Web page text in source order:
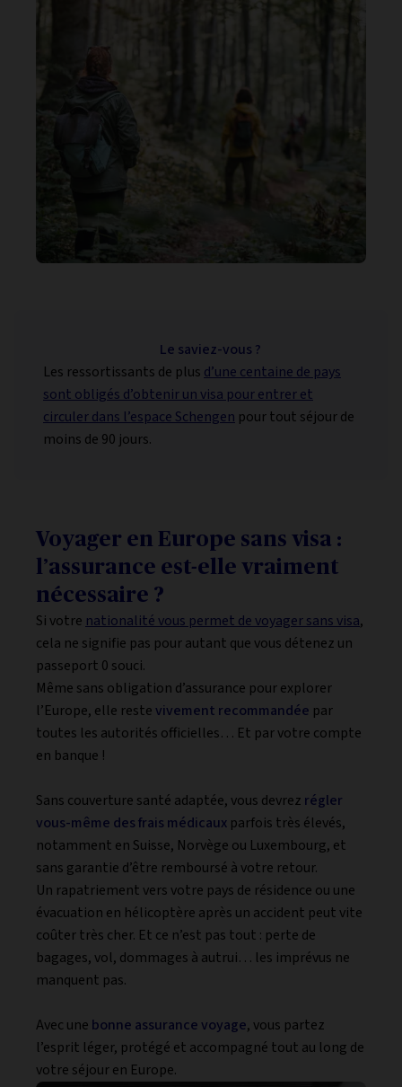
Le saviez-vous ?
Les ressortissants de plus d’une centaine de pays
sont obligés d’obtenir un visa pour entrer et
circuler dans l’espace Schengen pour tout séjour de
moins de 90 jours.
Voyager en Europe sans visa :
l’assurance est-elle vraiment
nécessaire ?
Si votre nationalité vous permet de voyager sans visa,
cela ne signifie pas pour autant que vous détenez un
passeport 0 souci.
Même sans obligation d’assurance pour explorer
l’Europe, elle restevivement recommandée par
toutes les autorités officielles… Et par votre compte
en banque !
Sans couverture santé adaptée, vous devrez régler
vous-même des frais médicaux parfois très élevés,
notamment en Suisse, Norvège ou Luxembourg, et
sans garantie d’être remboursé à votre retour.
Un rapatriement vers votre pays de résidence ou une
évacuation en hélicoptère après un accident peut vite
coûter très cher. Et ce n’est pas tout : perte de
bagages, vol, dommages à autrui… les imprévus ne
manquent pas.
Avec une bonne assurance voyage, vous partez
l’esprit léger, protégé et accompagné tout au long de
votre séjour en Europe.